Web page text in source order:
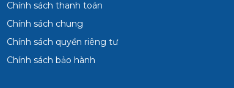
Chính sách thanh toán
Chính sách chung
Chính sách quyền riêng tư
Chính sách bảo hành